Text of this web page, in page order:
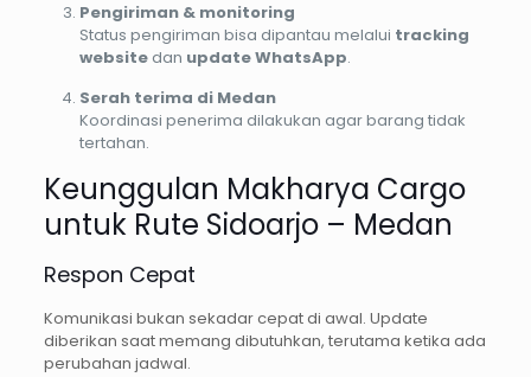
Pengiriman & monitoring
Status pengiriman bisa dipantau melalui tracking
websitedan update WhatsApp.
Serah terima di Medan
Koordinasi penerima dilakukan agar barang tidak
tertahan.
Keunggulan Makharya Cargo
untuk Rute Sidoarjo – Medan
Respon Cepat
Komunikasi bukan sekadar cepat di awal. Update
diberikan saat memang dibutuhkan, terutama ketika ada
perubahan jadwal.